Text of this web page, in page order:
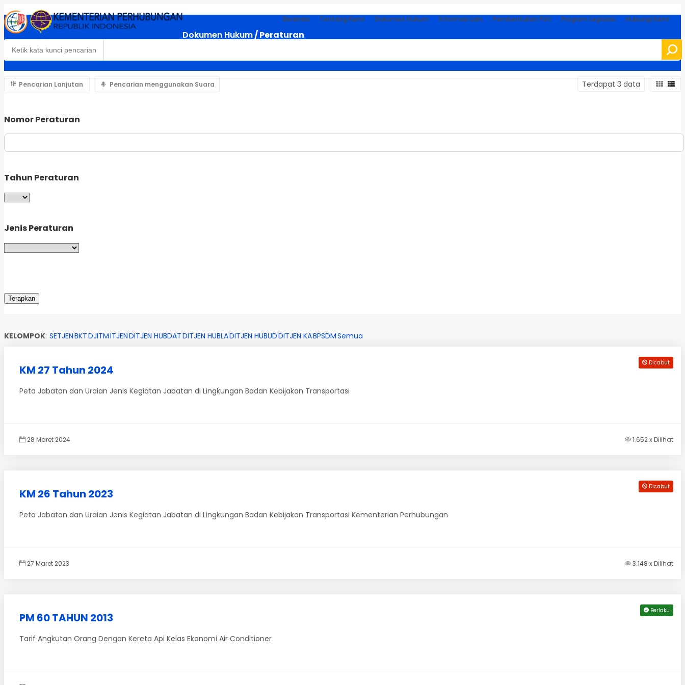
Beranda Tentang Kami Dokumen Hukum Informasi Lain Pembentukan PUU Program Legislasi Hubungi Kami
Dokumen Hukum/ Peraturan
Pencarian Lanjutan Pencarian menggunakan Suara Terdapat 3 data
Nomor Peraturan
Tahun Peraturan
Jenis Peraturan
KELOMPOK: SETJENBKTDJITMITJENDITJEN HUBDATDITJEN HUBLADITJEN HUBUDDITJEN KABPSDMSemua
Dicabut
KM 27 Tahun 2024
Peta Jabatan dan Uraian Jenis Kegiatan Jabatan di Lingkungan Badan Kebijakan Transportasi
28 Maret 2024 1.652 x Dilihat
Dicabut
KM 26 Tahun 2023
Peta Jabatan dan Uraian Jenis Kegiatan Jabatan di Lingkungan Badan Kebijakan Transportasi Kementerian Perhubungan
27 Maret 2023 3.148 x Dilihat
Berlaku
PM 60 TAHUN 2013
Tarif Angkutan Orang Dengan Kereta Api Kelas Ekonomi Air Conditioner